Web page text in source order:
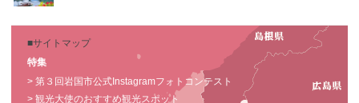
■サイトマップ
特集
> 第３回岩国市公式Instagramフォトコンテスト
> 観光大使のおすすめ観光スポット